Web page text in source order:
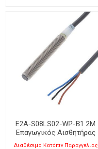
E2A-S08LS02-WP-B1 2M
Επαγωγικός Αισθητήρας
M8
Διαθέσιμο Κατόπιν Παραγγελίας